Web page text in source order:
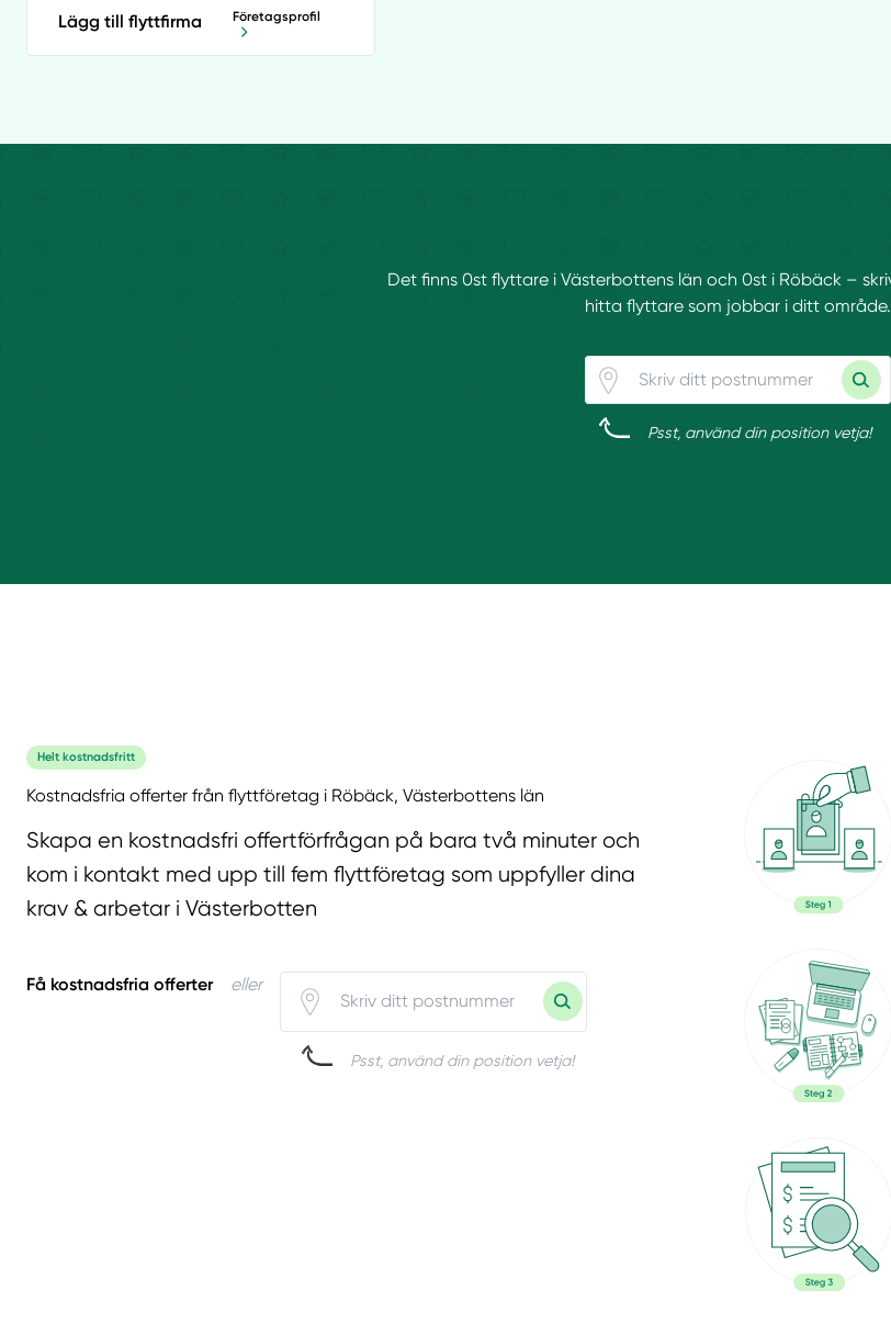
Lägg till flyttfirma Företagsprofil
Det finns 0st flyttare i Västerbottens län och 0st i Röbäck –
hitta flyttare som jobbar i ditt område.
Psst, använd din position vetja!
Helt kostnadsfritt
Kostnadsfria offerter från flyttföretag i Röbäck, Västerbottens län
Skapa en kostnadsfri offertförfrågan på bara två minuter och
kom i kontakt med upp till fem flyttföretag som uppfyller dina
krav & arbetar i Västerbotten
Få kostnadsfria offerter eller
Psst, använd din position vetja!